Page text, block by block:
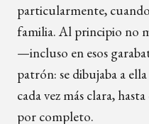
particularmente,
familia. Al principio no
—incluso en esos
patrón: se dibujaba a
cada vez más clara,
por completo.